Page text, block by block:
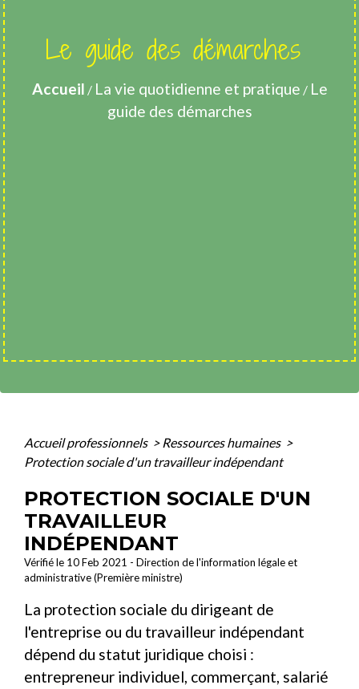
Le guide des démarches
Accueil / La vie quotidienne et pratique / Le
guide des démarches
Accueil professionnels > Ressources humaines >
Protection sociale d'un travailleur indépendant
PROTECTION SOCIALE D'UN
TRAVAILLEUR
INDÉPENDANT
Vérifié le 10 Feb 2021 - Direction de l'information légale et
administrative (Première ministre)
La protection sociale du dirigeant de
l'entreprise ou du travailleur indépendant
dépend du statut juridique choisi :
entrepreneur individuel, commerçant, salarié